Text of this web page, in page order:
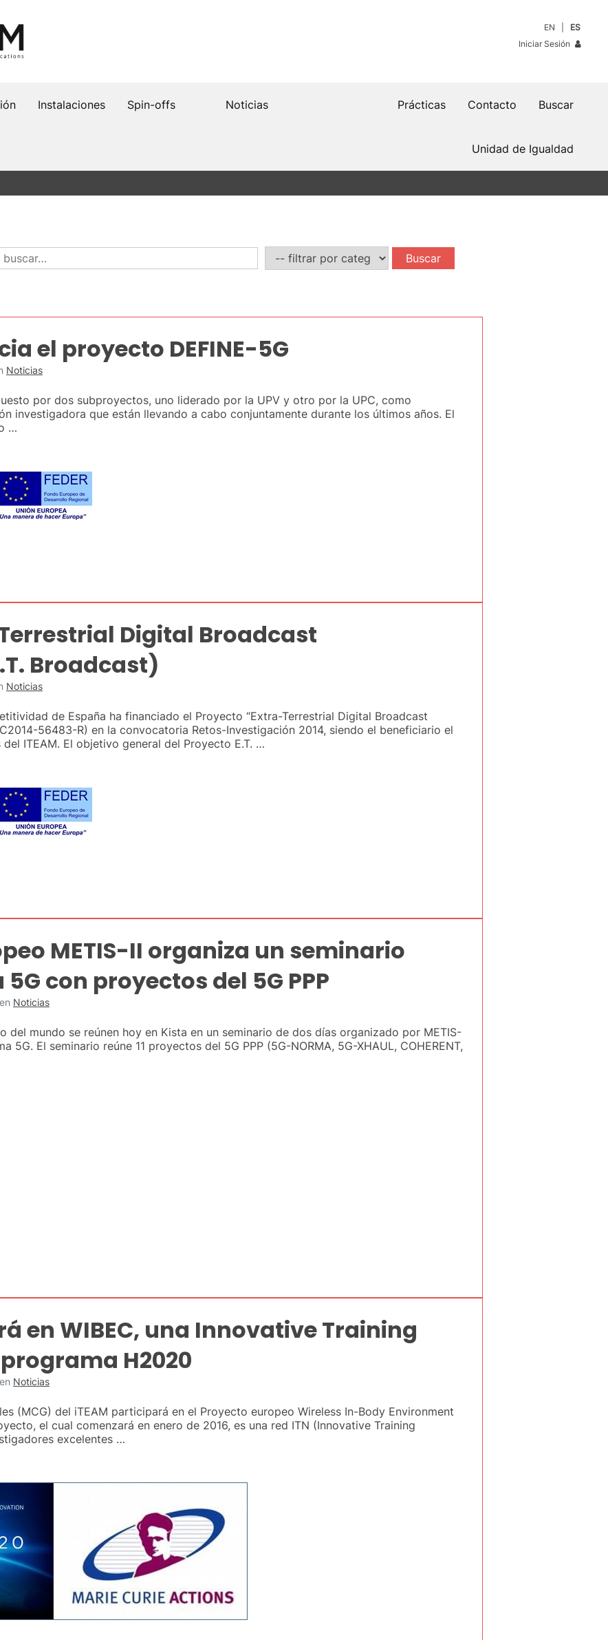
EN
ES
Iniciar Sesión
Instalaciones Spin-offs Buscar
Contacto
Prácticas
Noticias
Unidad de Igualdad
el proyecto DEFINE-5G
Noticias
por dos subproyectos, uno liderado por la UPV y otro por la UPC, como
investigadora que están llevando a cabo conjuntamente durante los últimos años. El
…
Digital Broadcast
Broadcast)
Noticias
de España ha financiado el Proyecto “Extra-Terrestrial Digital Broadcast
56483-R) en la convocatoria Retos-Investigación 2014, siendo el beneficiario el
ITEAM. El objetivo general del Proyecto E.T. …
METIS-II organiza un seminario
con proyectos del 5G PPP
en Noticias
del mundo se reúnen hoy en Kista en un seminario de dos días organizado por METIS-
5G. El seminario reúne 11 proyectos del 5G PPP (5G-NORMA, 5G-XHAUL, COHERENT,
en WIBEC, una Innovative Training
H2020
en Noticias
(MCG) del iTEAM participará en el Proyecto europeo Wireless In-Body Environment
el cual comenzará en enero de 2016, es una red ITN (Innovative Training
excelentes …